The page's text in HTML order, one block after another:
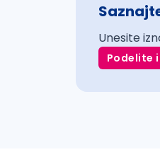
Unesite
Podelite